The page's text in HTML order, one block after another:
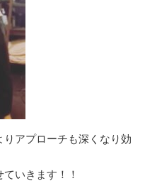
アプローチも深くなり効
いきます！！